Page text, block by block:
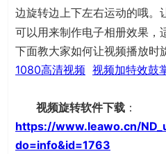
边旋转边上下左右运动的哦。
可以用来制作电子相册效果，
下面教大家如何让视频播放时
1080高清视频 视频加特效鼓
视频旋转软件下载 ：
https://www.leawo.cn/
do=info&id=1763